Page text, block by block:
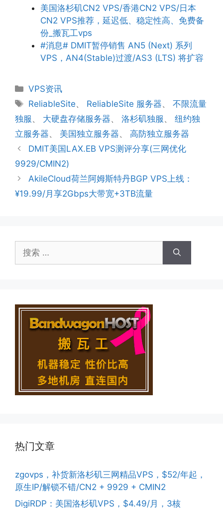
美国洛杉矶CN2 VPS/香港CN2 VPS/日本
CN2 VPS推荐，延迟低、稳定性高、免费备
份_搬瓦工vps
#消息# DMIT暂停销售 AN5 (Next) 系列
VPS，AN4(Stable)过渡/AS3 (LTS) 将扩容
分
类
VPS资讯
标
签
ReliableSite、 ReliableSite 服务器、不限流量
独服 、 大硬盘存储服务器、 洛杉矶独服 、 纽约独
立服务器、 美国独立服务器、 高防独立服务器
DMIT美国LAX.EB VPS测评分享(三网优化
9929/CMIN2)
AkileCloud荷兰阿姆斯特丹BGP VPS上线：
¥19.99/月享2Gbps大带宽+3TB流量
索：
热门文章
zgovps，补货新洛杉矶三网精品VPS，$52/年起，
原生IP/解锁不错/CN2 + 9929 + CMIN2
DigiRDP：美国洛杉矶VPS，$4.49/月，3核